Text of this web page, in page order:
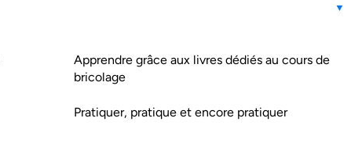
Apprendre grâce aux livres dédiés au cours de
bricolage
Pratiquer, pratique et encore pratiquer